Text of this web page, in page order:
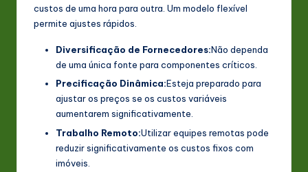
custos de uma hora para outra. Um modelo flexível
permite ajustes rápidos.
Diversificação de Fornecedores:Não dependa
de uma única fonte para componentes críticos.
Precificação Dinâmica:Esteja preparado para
ajustar os preços se os custos variáveis
aumentarem significativamente.
Trabalho Remoto:Utilizar equipes remotas pode
reduzir significativamente os custos fixos com
imóveis.